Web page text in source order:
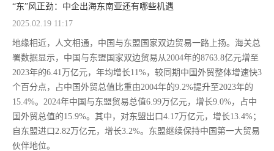
“东”风正劲：中企出海东南亚还有哪些机遇
2025.02.19 11:17
地缘相近，人文相通，中国与东盟国家双边贸易一路上扬。海关总
署数据显示，中国与东盟国家双边贸易从2004年的8763.8亿元增至
2023年的6.41万亿元，年均增长11%，较同期中国外贸整体增速快3
个百分点，占中国外贸总值比重由2004年的9.2%提升至2023年的
15.4%。2024年中国与东盟贸易总值6.99万亿元，增长9.0%，占中
国外贸总值的15.9%。其中，对东盟出口4.17万亿元，增长13.4%；
自东盟进口2.82万亿元，增长3.2%。东盟继续保持中国第一大贸易
伙伴地位。